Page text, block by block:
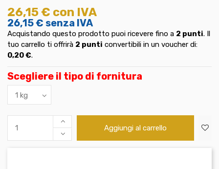
26,15 € con IVA
26,15 € senza IVA
Acquistando questo prodotto puoi ricevere fino a 2 punti. Il
tuo carrello ti offrirà 2 punti convertibili in un voucher di:
0,20 €.
Scegliere il tipo di fornitura
Aggiungi al carrello